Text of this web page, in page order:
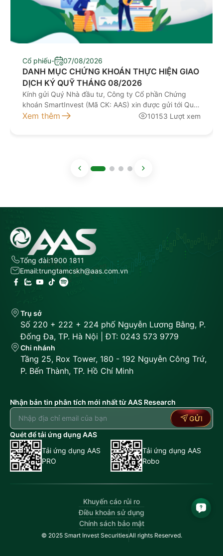
Cổ phiếu- 07/08/2026
DANH MỤC CHỨNG KHOÁN THỰC HIỆN GIAO
DỊCH KÝ QUỸ THÁNG 08/2026
Kính gửi Quý Nhà đầu tư, Công ty Cổ phần Chứng
khoán SmartInvest (Mã CK: AAS) xin được gửi tới Quý
Nhà đầu tư Danh mục chứng khoán thực hiện giao
Xem thêm 10153 Lượt xem
Tổng đài:1900 1811
Email:trungtamcskh@aas.com.vn
Trụ sở
Số 220 + 222 + 224 phố Nguyễn Lương Bằng, P.
Đống Đa, TP. Hà Nội | ĐT: 0243 573 9779
Chi nhánh
Tầng 25, Rox Tower, 180 - 192 Nguyễn Công Trứ,
P. Bến Thành, TP. Hồ Chí Minh
Nhận bản tin phân tích mới nhất từ AAS Research
GỬI
Quét để tải ứng dụng AAS
Tải ứng dụng AAS
PRO
Tải ứng dụng AAS
Robo
Khuyến cáo rủi ro
Điều khoản sử dụng
Chính sách bảo mật
© 2025 Smart Invest SecuritiesAll rights Reserved.